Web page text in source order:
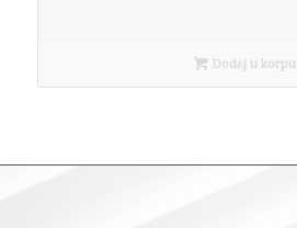
Dodaj u korpu